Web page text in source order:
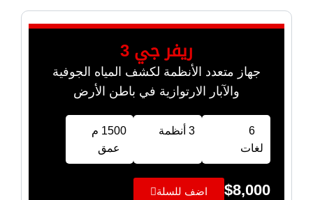
ريفر جي 3
جهاز متعدد الأنظمة لكشف المياه الجوفية
والآبار الارتوازية في باطن الأرض
6
لغات
3 أنظمة
1500 م
عمق
$8,000 اضف للسلة